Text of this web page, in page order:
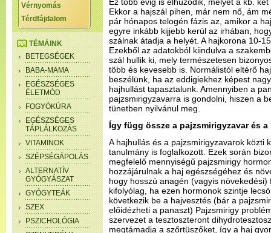
Vérnyomás
Térdfájdalom
TÉMÁINK
BETEGSÉGEK
BABA-MAMA
EGÉSZSÉGES
ÉLETMÓD
FOGYÓKÚRA
EGÉSZSÉGES
TÁPLÁLKOZÁS
VITAMINOK
SZÉPSÉGÁPOLÁS
ALTERNATÍV
GYÓGYÁSZAT
GYÓGYTEÁK
SZEX
PSZICHOLÓGIA
Ekkor a hajszál pihen, már nem nő, ám
pár hónapos telogén fázis az, amikor a
egyre inkább kijjebb kerül az irhában,
szálnak átadja a helyét. A hajkorona 10-
Ezekből az adatokból kiindulva a
szál hullik ki, mely természetesen
több és kevesebb is. Normálistól eltérő
beszélünk, ha az eddigiekhez képest
hajhullást tapasztalunk. Amennyiben a
pajzsmirigyzavarra is gondolni, hiszen a
tünetben nyilvánul meg.
Így függ össze a pajzsmirigyzavar és
A hajhullás és a pajzsmirigyzavarok közti
tanulmány is foglalkozott. Ezek során
megfelelő mennyiségű pajzsmirigy
hozzájárulnak a haj egészségéhez és
hogy hosszú anagén (vagyis
kifolyólag, ha ezen hormonok szintje
következik be a hajvesztés (bár a
előidézheti a panaszt) Pajzsmirigy
szervezet a tesztoszteront
megtámadja a szőrtüszőket, így a haj